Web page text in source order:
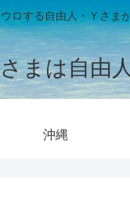
ロする自由人・Ｙさま
まは自由
沖縄